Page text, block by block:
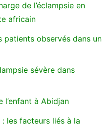
de l’éclampsie en
africain
observés dans un
sévère dans
l’enfant à Abidjan
les facteurs liés à la